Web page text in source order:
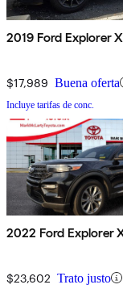
2019 Ford Explorer
$17,989 Buena oferta
Incluye tarifas de conc.
2022 Ford Explorer
$23,602 Trato justo